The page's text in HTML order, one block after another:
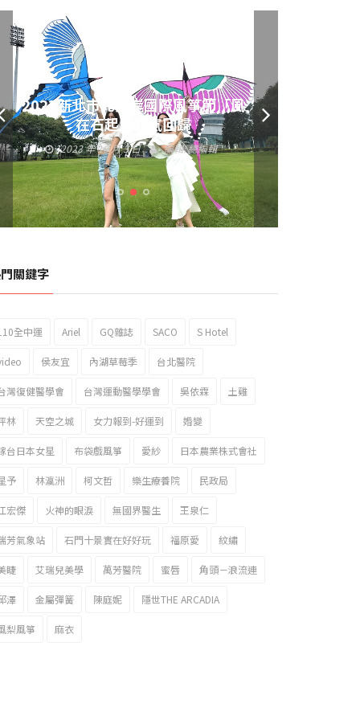
2023新北市北海岸國際風箏節「風
在石起」霸氣回歸
2023 年 10 月 3 日 編輯:總編輯
黃偉哲發放武聖夜市加碼夜市消費
券 呼籲做好登革熱防疫
2023 年 9 月 23 日 編輯:總編輯
關鍵字
全中運 Ariel GQ雜誌 SACO S Hotel
侯友宜 內湖草莓季 台北醫院
灣復健醫學會 台灣運動醫學學會 吳依霖 土雞
林 天空之城 女力報到-好運到 婚變
台日本女星 布袋戲風箏 愛紗 日本農業株式會社
予 林瀛洲 柯文哲 樂生療養院 民政局
宏傑 火神的眼淚 無國界醫生 王泉仁
芳氣象站 石門十景實在好好玩 福原愛 紋繡
睫 艾瑞兒美學 萬芳醫院 蜜唇 角頭－浪流連
澤 金屬彈簧 陳庭妮 隱世THE ARCADIA
梨風箏 麻衣